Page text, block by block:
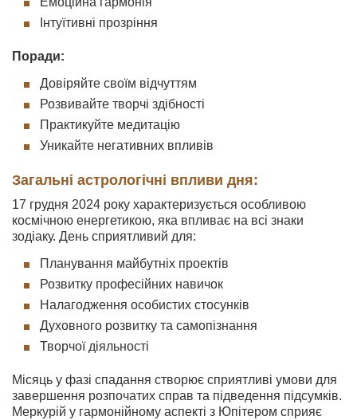
Інтуїтивні прозріння
Поради:
Довіряйте своїм відчуттям
Розвивайте творчі здібності
Практикуйте медитацію
Уникайте негативних впливів
Загальні астрологічні впливи дня:
17 грудня 2024 року характеризується особливою
космічною енергетикою, яка впливає на всі знаки
зодіаку. День сприятливий для:
Планування майбутніх проектів
Розвитку професійних навичок
Налагодження особистих стосунків
Духовного розвитку та самопізнання
Творчої діяльності
Місяць у фазі спадання створює сприятливі умови для
завершення розпочатих справ та підведення підсумків.
Меркурій у гармонійному аспекті з Юпітером сприяє